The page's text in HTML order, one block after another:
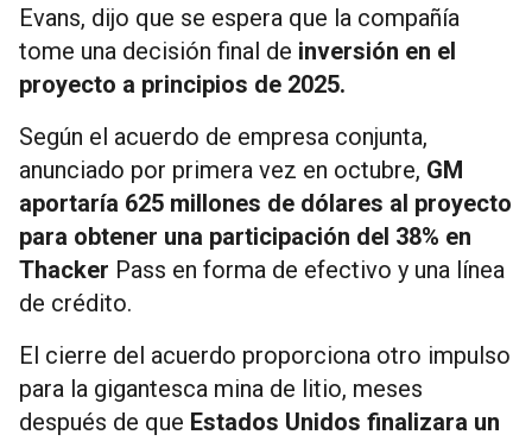
Evans, dijo que se espera que la compañía
tome una decisión final de inversión en el
proyecto a principios de 2025.
Según el acuerdo de empresa conjunta,
anunciado por primera vez en octubre, GM
aportaría 625 millones de dólares al proyecto
para obtener una participación del 38% en
Thacker Pass en forma de efectivo y una línea
de crédito.
El cierre del acuerdo proporciona otro impulso
para la gigantesca mina de litio, meses
después de que Estados Unidos finalizara un